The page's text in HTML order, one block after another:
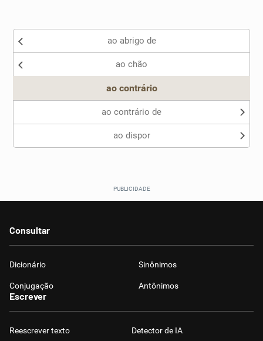
Sinônimos
Nenhum dos sinônimos apresentados me ajudou
ao abrigo de
ao chão
ao contrário
ao contrário de
ao dispor
Consultar
Dicionário Sinônimos
Conjugação Antônimos
Escrever
Reescrever texto Detector de IA